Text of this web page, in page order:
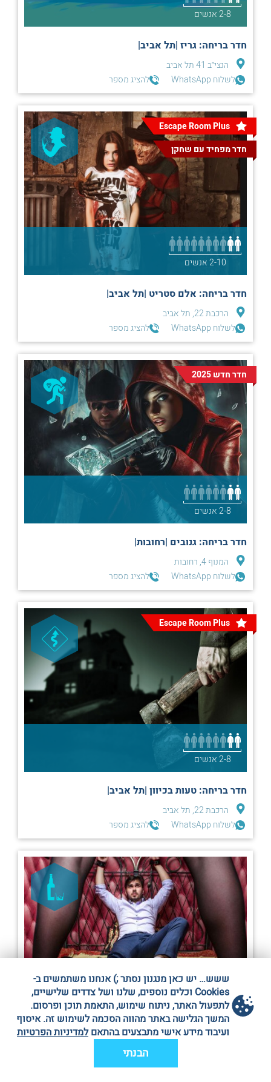
2-8 אנשים
חדר בריחה: גריז |תל אביב|
הנצי״ב 41 תל אביב
לשלוח WhatsApp
להציג מספר
Escape Room Plus
חדר מפחיד עם שחקן
2-10 אנשים
חדר בריחה: אלם סטריט |תל אביב|
הרכבת 22, תל אביב
לשלוח WhatsApp
להציג מספר
חדר חדש 2025
2-8 אנשים
חדר בריחה: גנובים |רחובות|
המנוף 4, רחובות
לשלוח WhatsApp
להציג מספר
Escape Room Plus
2-8 אנשים
חדר בריחה: טעות בכיוון |תל אביב|
הרכבת 22, תל אביב
לשלוח WhatsApp
להציג מספר
2-8 אנשים
חדר בריחה: הנגאובר |אילת|
מאחורי מלון הרודס אילת (ליד מסעדת לוויתן)
ששש… יש כאן מנגנון נסתר ;) אנחנו משתמשים ב-
Cookies וכלים נוספים, שלנו ושל צדדים שלישיים,
לתפעול האתר, ניתוח שימוש, התאמת תוכן ופרסום.
המשך הגלישה באתר מהווה הסכמה לשימוש זה. איסוף
ועיבוד מידע אישי מתבצעים בהתאםלמדיניות הפרטיות
הבנתי